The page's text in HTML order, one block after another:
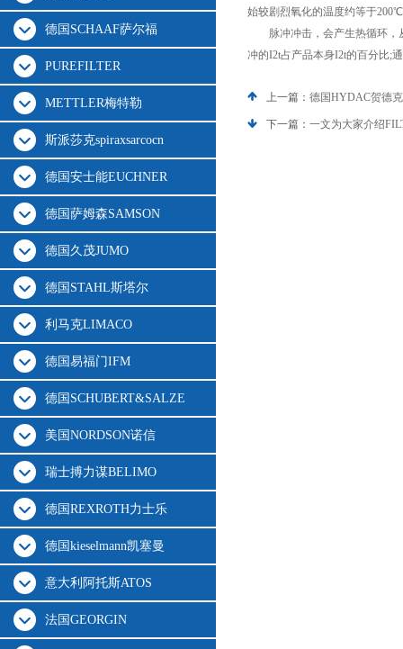
德国SCHAAF萨尔福
PUREFILTER
METTLER梅特勒
斯派莎克spiraxsarcocn
德国安士能EUCHNER
德国萨姆森SAMSON
德国久茂JUMO
德国STAHL斯塔尔
利马克LIMACO
德国易福门IFM
德国SCHUBERT&SALZE
美国NORDSON诺信
瑞士搏力谋BELIMO
德国REXROTH力士乐
德国kieselmann凯塞曼
意大利阿托斯ATOS
法国GEORGIN
始较剧烈氧化的温度约等于
脉冲冲击，会产生热循环，从
冲的I2t占产品本身I2t的百分比;
上一篇： 德国HYDAC贺德
下一篇： 一文为大家介绍